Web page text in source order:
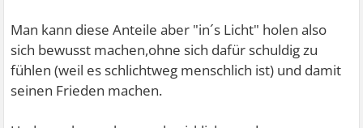
Man kann diese Anteile aber "in´s Licht" holen also
sich bewusst machen,ohne sich dafür schuldig zu
fühlen (weil es schlichtweg menschlich ist) und damit
seinen Frieden machen.